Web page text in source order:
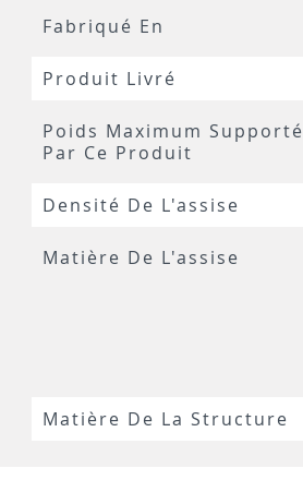
Fabriqué En
Produit Livré
Poids Maximum Supporté
Par Ce Produit
Densité De L'assise
Matière De L'assise
Matière De La Structure